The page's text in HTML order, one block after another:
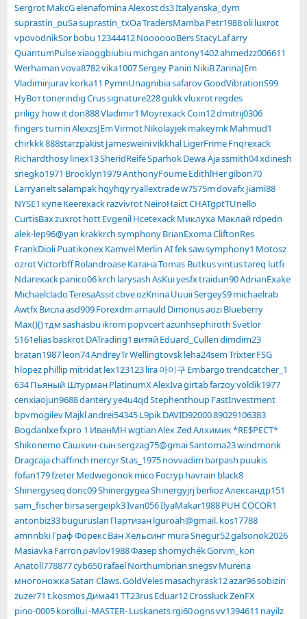
SergrotMakcGelenafominaAlexostds3Italyanska_dym
suprastin_puSasuprastin_txOaTradersMambaPetr1988oliluxrot
vpovodnikSorbobu 12344412NooooooBersStacyLafarry
QuantumPulsexiaoggbiubiu michganantony1402ahmedzz006611
Werhamanvova8782vika1007Sergey Panin NikiBZarinaJEm
Vladimirjuravkorka11 PymnUnagnibiasafarovGoodVibrationS99
НуВотtonerindigCrussignature228gukkvluxrotregdes
priligy how itdon888Vladimir1 MoуrexackCoin12dmitrij0306
fingers turninAlexzsJEmVirmotNikolayjekmakeymkMahmud1
chirkkk888starzpakistJamesweinivikkhalLigerFrimeFnqrexack
Richardthosylinex13SheridReifeSparhokDewa Ajassmith04xdinesh
snegko1971 Brooklyn1979AnthonyFoumeEdithlHergibon70
Larryaneltsalampakhqyhqyryallextradew7575mdovafxJiami88
NYSE1 купеKeerexackrazvivrotNeiroHaictCHATgptTUnello
CurtisBaxzuxrothottEvgenilHcetexackМиклуха Маклайrdpedn
alek-lep96@yan krakkrchsymphonyBrianExomaCliftonRes
FrankDioliPuatikonexKamvelMerlin AI feksawsymphony1 Motosz
ozrotVictorbffRolandroaseКатанаTomas Butkusvintustareq lutfi
Ndarexackpanico06krch larysashAsKuiyesfxtraidun90AdrianExake
MichaelcladoTeresaAssitcbveozKninaUuuiiSergeyS9michaelrab
AwtfxВислаasd909Forexdmarnauld DimonusaoziBlueberry
Max()()тдмsashasbu ikrompopvcertazunhsephirothSvetlor
5161eliasbaskrotDATrading1 витяйEduard_Cullendimdim23
bratan1987leon74AndreyTrWellingtovskleha24semTrixterFSG
hlopezphillipmitridatlex123123lira아이구 Embargotrendcatcher_1
634Пьяный ШтурманPlatinumXAlexIvagirtabfarzoyvoldik1977
cenxiaojun9688danteryye4u4qdStephenthoupFastInvestment
bpvmogilevMajklandrei54345L9pikDAVID9200089029106383
Bogdanlxefxpro 1 ИванМНwgtianAlex ZedАлхимик*RE$PECT*
ShikonemoСашкин-сынsergzag75@gmaiSantoma23windmonk
Dragcajachaffinch mercyrStas_1975novvadimbarpash puukis
fofan179fzeterMedwegonokmicoFocryphavrain black8
Shinergyseqdonc09ShinergygeaShinergyjrjberliozАлександр151
sam_fischerbirsasergeipk3Ivan056IlyaMakar1988PUHCOCOR1
antonbiz33buguruslan Партизанlguroah@gmail.kos17788
amnnbkiГраф ФорексВан ХельсингmuraSnegur52galsonok2026
MasiavkaFarron pavlov1988ФазерshomychékGorvm_kon
Anatoli778877cyb650rafaelNorthumbriansnegsvMurena
многоножкаSatan Claws.GoldVelesmasachyrask12azar96sobizin
zuzer71 t.kosmosДима41 TT23rusEduar12CrossluckZenFX
pino-0005korollui-MASTER-Luskanetsrgi60ognsvv1394611 nayilz